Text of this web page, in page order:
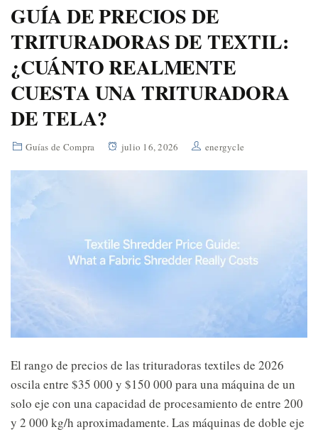
GUÍA DE PRECIOS DE
TRITURADORAS DE TEXTIL:
¿CUÁNTO REALMENTE
CUESTA UNA TRITURADORA
DE TELA?
Guías de Compra julio 16, 2026 energycle
El rango de precios de las trituradoras textiles de 2026
oscila entre $35 000 y $150 000 para una máquina de un
solo eje con una capacidad de procesamiento de entre 200
y 2 000 kg/h aproximadamente. Las máquinas de doble eje